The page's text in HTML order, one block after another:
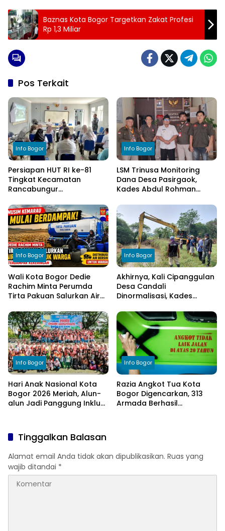
Baznas Kota Bogor Targetkan Zakat Profesi
Rp 1,3 Miliar
Pos Terkait
Info Bogor
Persiapan HUT RI ke-81
Tingkat Kecamatan
Rancabungur
Cimulang, Libatkan Seluruh
Elemen Masyarakat
Info Bogor
LSM Trinusa Monitoring
Dana Desa Pasirgaok,
Kades Abdul Rohman
Transparansi Pengelolaan
Anggaran
Info Bogor
Wali Kota Bogor Dedie
Rachim Minta Perumda
Tirta Pakuan Salurkan Air
Terdampak Kekeringan
Info Bogor
Akhirnya, Kali Cipanggulan
Desa Candali
Dinormalisasi, Kades
kepada Bupati Bogor
Info Bogor
Hari Anak Nasional Kota
Bogor 2026 Meriah, Alun-
alun Jadi Panggung Inklusi
Info Bogor
Razia Angkot Tua Kota
Bogor Digencarkan, 313
Armada Berhasil
Tinggalkan Balasan
Alamat email Anda tidak akan dipublikasikan. Ruas yang
wajib ditandai *